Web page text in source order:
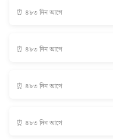
⏰ ৪৮৩ দিন আগে
⏰ ৪৮৩ দিন আগে
⏰ ৪৮৩ দিন আগে
⏰ ৪৮৩ দিন আগে